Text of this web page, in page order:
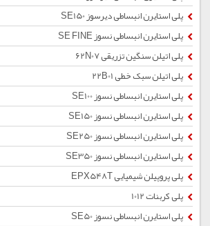
پلی استایرن انبساطی دیرسوز SE150
پلی استایرن انبساطی نسوز SE FINE
پلی اتیلن سنگین تزریقی 62N07
پلی اتیلن سبک خطی 22B01
پلی استایرن انبساطی نسوز SE100
پلی استایرن انبساطی نسوز SE150
پلی استایرن انبساطی نسوز SE250
پلی استایرن انبساطی نسوز SE350
پلی پروپیلن شیمیایی EPX548T
پلی کربنات 1012
پلی استایرن انبساطی نسوز SE50